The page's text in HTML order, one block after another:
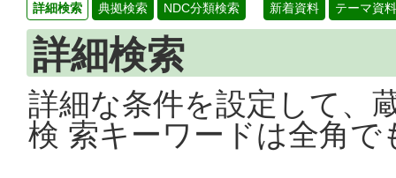
詳細検索 典拠検索 NDC分類検索 新着資料 テーマ資料
詳細検索
詳細な条件を設定して、
検 索キーワードは全角